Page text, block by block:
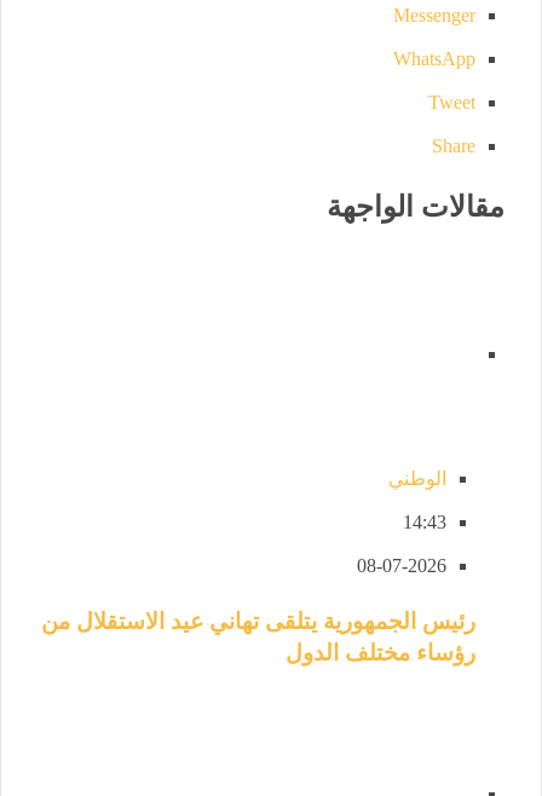
Messenger
WhatsApp
Tweet
Share
مقالات الواجهة
الوطني
14:43
08-07-2026
رئيس الجمهورية يتلقى تهاني عيد الاستقلال من
رؤساء مختلف الدول